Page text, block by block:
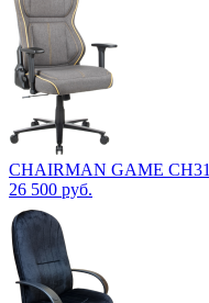
CHAIRMAN GAME CH31
26 500 руб.